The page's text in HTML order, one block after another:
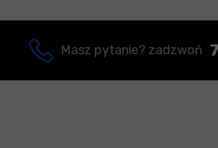
Masz pytanie? zadzwoń